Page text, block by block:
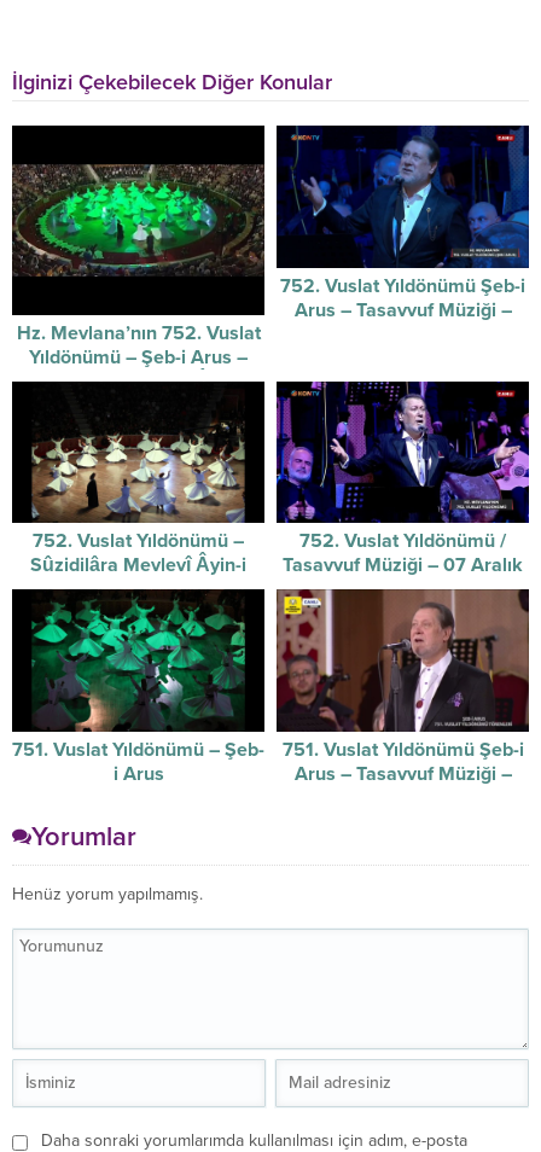
İlginizi Çekebilecek Diğer Konular
Hz. Mevlana’nın 752. Vuslat
Yıldönümü – Şeb-i Arus –
Sûzidilârâ Mevlevî Âyin-i
Şerif’i
752. Vuslat Yıldönümü Şeb-i
Arus – Tasavvuf Müziği –
752. Vuslat Yıldönümü –
Sûzidilâra Mevlevî Âyin-i
Şerifi / 07-12-2025
752. Vuslat Yıldönümü /
Tasavvuf Müziği – 07 Aralık
2025
751. Vuslat Yıldönümü – Şeb-
i Arus
751. Vuslat Yıldönümü Şeb-i
Arus – Tasavvuf Müziği –
Yorumlar
Henüz yorum yapılmamış.
Daha sonraki yorumlarımda kullanılması için adım, e-posta